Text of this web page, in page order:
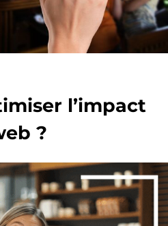
l’impact
?